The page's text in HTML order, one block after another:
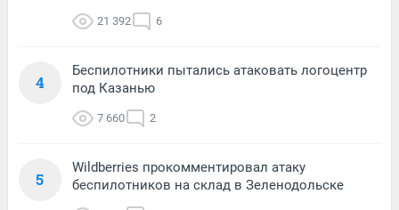
21 392 6
4
Беспилотники пытались атаковать логоцентр
под Казанью
7 660 2
5
Wildberries прокомментировал атаку
беспилотников на склад в Зеленодольске